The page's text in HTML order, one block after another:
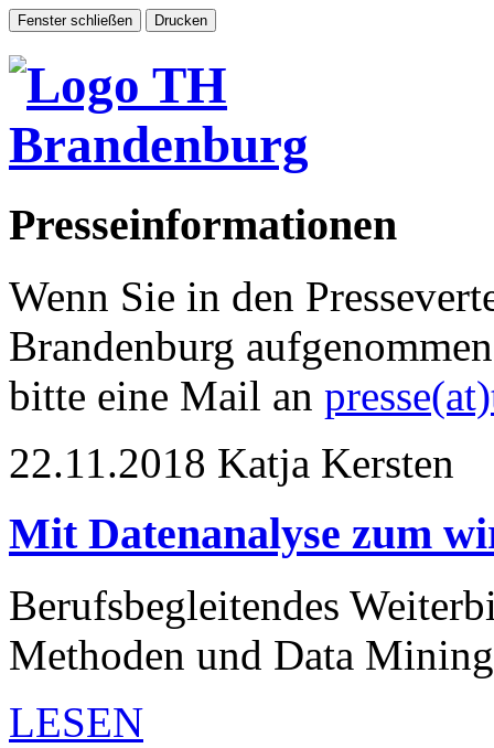
Presseinformationen
Wenn Sie in den
Brandenburg
bitte eine Mail an
22.11.2018 Katja Kersten
Mit Datenanalyse zum
Berufsbegleitendes
Methoden und Data
LESEN